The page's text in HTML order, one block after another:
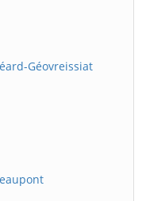
Géovreissiat